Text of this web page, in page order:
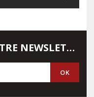
INSCRIVEZ-VOUS À NOTRE NEWSLETTER